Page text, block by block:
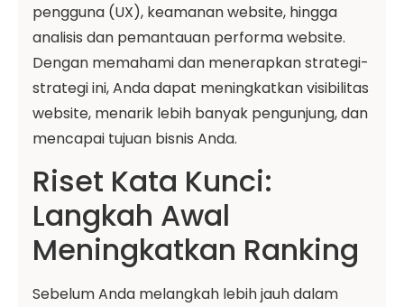
pengguna (UX), keamanan website, hingga
analisis dan pemantauan performa website.
Dengan memahami dan menerapkan strategi-
strategi ini, Anda dapat meningkatkan visibilitas
website, menarik lebih banyak pengunjung, dan
mencapai tujuan bisnis Anda.
Riset Kata Kunci:
Langkah Awal
Meningkatkan Ranking
Sebelum Anda melangkah lebih jauh dalam